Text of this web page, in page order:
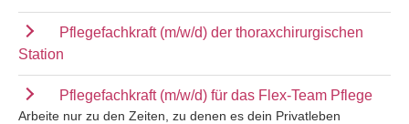
Pflegefachkraft (m/w/d) der thoraxchirurgischen
Station
Pflegefachkraft (m/w/d) für das Flex-Team Pflege
Arbeite nur zu den Zeiten, zu denen es dein Privatleben